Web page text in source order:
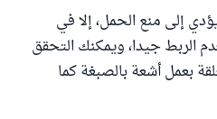
إلى منع الحمل، إلا في
الربط جيدا، ويمكنك التحقق
بعمل أشعة بالصبغة كما